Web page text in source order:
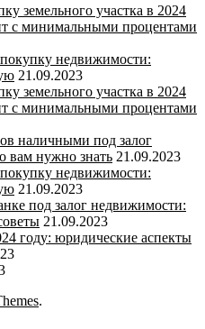
земельного участка в 2024
с минимальными процентами
недвижимости:
21.09.2023
земельного участка в 2024
с минимальными процентами
наличными под залог
вам нужно знать 21.09.2023
недвижимости:
21.09.2023
под залог недвижимости:
21.09.2023
году: юридические аспекты
.